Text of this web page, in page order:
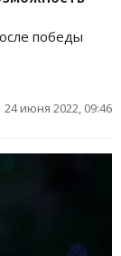
победы
24 июня 2022, 09:46